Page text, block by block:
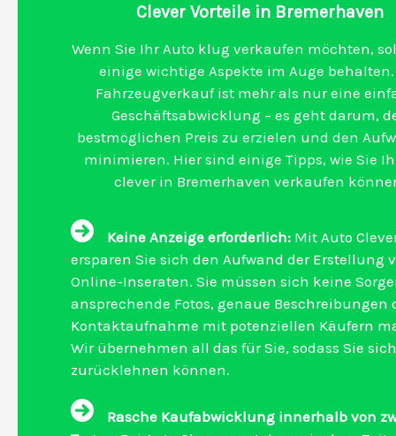
Clever Vorteile in Bremerhaven
Wenn Sie Ihr Auto klug verkaufen möchten,
einige wichtige Aspekte im Auge
Fahrzeugverkauf ist mehr als nur eine
Geschäftsabwicklung – es geht darum,
bestmöglichen Preis zu erzielen und den
minimieren. Hier sind einige Tipps, wie Sie
clever in Bremerhaven verkaufen
Keine Anzeige erforderlich: Mit Auto
ersparen Sie sich den Aufwand der Erstellung
Online-Inseraten. Sie müssen sich keine
ansprechende Fotos, genaue Beschreibungen
Kontaktaufnahme mit potenziellen Käufern
Wir übernehmen all das für Sie, sodass Sie sich
zurücklehnen können.
Rasche Kaufabwicklung innerhalb von